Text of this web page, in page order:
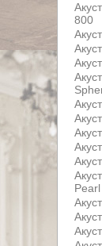
800
Pearl